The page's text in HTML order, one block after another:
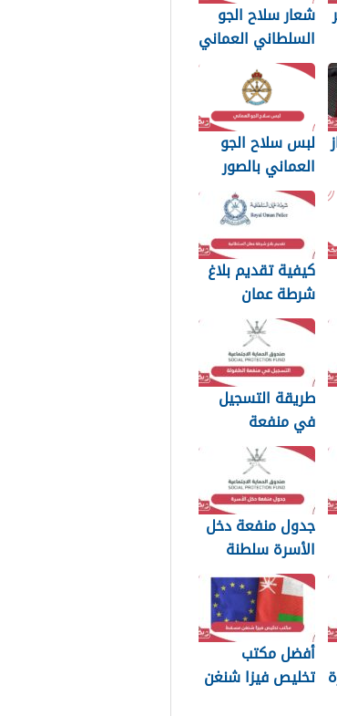
شعار سلاح الجو
السلطاني العماني
png بجودة عالية
2026
لبس سلاح الجو
العماني بالصور
2026
كيفية تقديم بلاغ
شرطة عمان
السلطانية 2026
طريقة التسجيل
في منفعة
الطفولة 2026
جدول منفعة دخل
الأسرة سلطنة
عمان 2026
أفضل مكتب
تخليص فيزا شنغن